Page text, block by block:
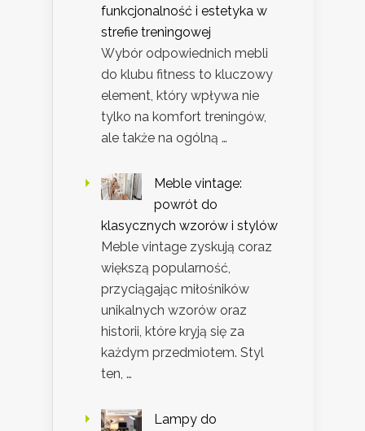
funkcjonalność i estetyka w
strefie treningowej
Wybór odpowiednich mebli
do klubu fitness to kluczowy
element, który wpływa nie
tylko na komfort treningów,
ale także na ogólną …
Meble vintage:
powrót do
klasycznych wzorów i stylów
Meble vintage zyskują coraz
większą popularność,
przyciągając miłośników
unikalnych wzorów oraz
historii, które kryją się za
każdym przedmiotem. Styl
ten, …
Lampy do